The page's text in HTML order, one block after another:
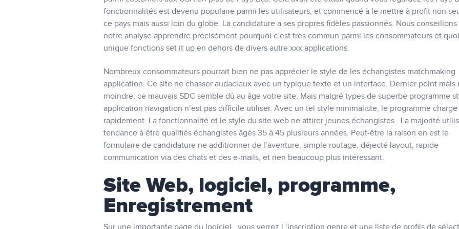
fonctionnalités est devenu populaire parmi les utilisateurs, et commencé à le mettre à profit non
ce pays mais aussi loin du globe. La candidature a ses propres fidèles passionnés. Nous conseillons
notre analyse apprendre précisément pourquoi c’est très commun parmi les consommateurs et quoi
unique fonctions set it up en dehors de divers autre xxx applications.
Nombreux consommateurs pourrait bien ne pas apprécier le style de les échangistes matchmaking
application. Ce site ne chasser audacieux avec un typique texte et un interface. Dernier point mais
moindre, ce mauvais SDC semble dû au âge votre site. Mais malgré types de superbe programme
application navigation n’est pas difficile utiliser. Avec un tel style minimaliste, le programme charge
rapidement. La fonctionnalité et le style du site web ne attirer jeunes échangistes . La majorité
tendance à être qualifiés échangistes âgés ​​35 à 45 plusieurs années. Peut-être la raison en est le
formulaire de candidature ne additionner de l’aventure, simple routage, déjecté layout, rapide
communication via des chats et des e-mails, et rien beaucoup plus intéressant.
Site Web, logiciel, programme,
Enregistrement